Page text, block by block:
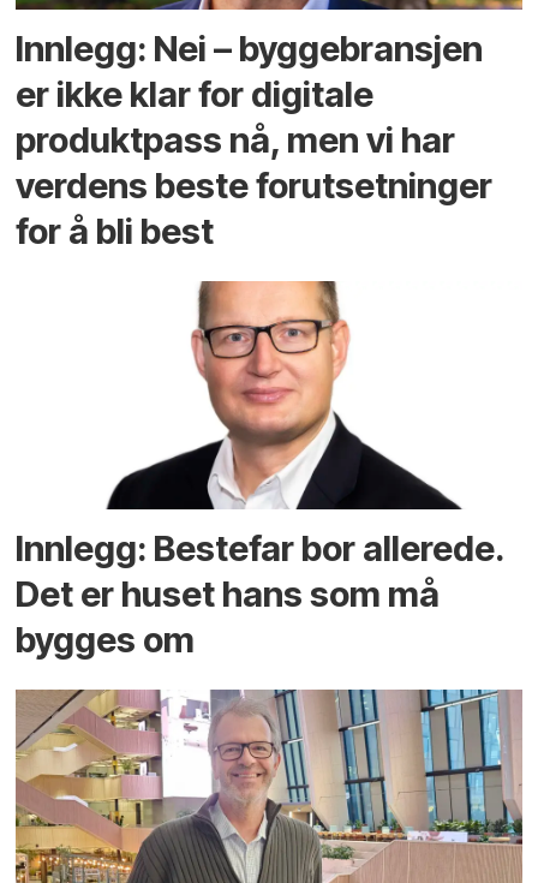
Innlegg: Nei – byggebransjen
er ikke klar for digitale
produktpass nå, men vi har
verdens beste forutsetninger
for å bli best
Innlegg: Bestefar bor allerede.
Det er huset hans som må
bygges om